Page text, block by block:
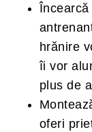
hrănire
îi vor
plus de
oferi